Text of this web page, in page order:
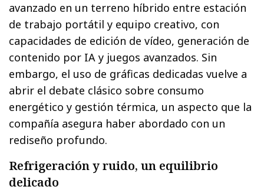
avanzado en un terreno híbrido entre estación
de trabajo portátil y equipo creativo, con
capacidades de edición de vídeo, generación de
contenido por IA y juegos avanzados. Sin
embargo, el uso de gráficas dedicadas vuelve a
abrir el debate clásico sobre consumo
energético y gestión térmica, un aspecto que la
compañía asegura haber abordado con un
rediseño profundo.
Refrigeración y ruido, un equilibrio
delicado